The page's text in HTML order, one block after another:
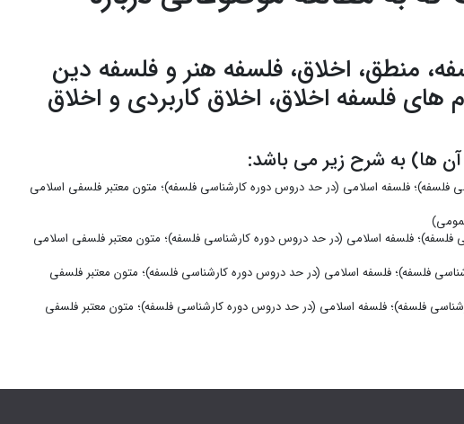
منطق، اخلاق، فلسفه هنر و فلسفه دین
فلسفه اخلاق، اخلاق کاربردی و اخلاق
ها) به شرح زیر می باشد:
فلسفه اسلامی (در حد دروس دوره کارشناسی فلسفه)؛ متون معتبر فلسفی اسلامی
فلسفه اسلامی (در حد دروس دوره کارشناسی فلسفه)؛ متون معتبر فلسفی اسلامی
فلسفه)؛ فلسفه اسلامی (در حد دروس دوره کارشناسی فلسفه)؛ متون معتبر فلسفی
فلسفه)؛ فلسفه اسلامی (در حد دروس دوره کارشناسی فلسفه)؛ متون معتبر فلسفی